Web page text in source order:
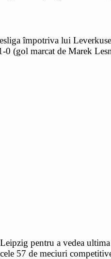
împotriva lui
0 (gol marcat de Marek
pentru a vedea
57 de meciuri